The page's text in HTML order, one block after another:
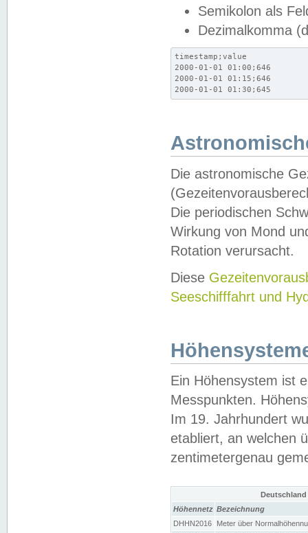
Semikolon als
Dezimalkomma
timestamp;value
2000-01-01 01:00;646
2000-01-01 01:15;646
2000-01-01 01:30;645
Die astronomische
Die periodischen
Wirkung von Mond
Rotation verursacht.
Diese
Seeschifffahrt und
Ein Höhensystem ist
Messpunkten.
Im 19. Jahrhundert
etabliert, an welchen
zentimetergenau
Höhennetz Bezeichnung
DHHN2016
Meter über